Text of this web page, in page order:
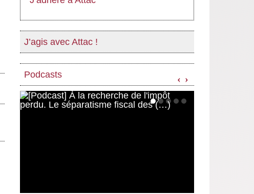
J’agis avec Attac !
Podcasts ‹ ›